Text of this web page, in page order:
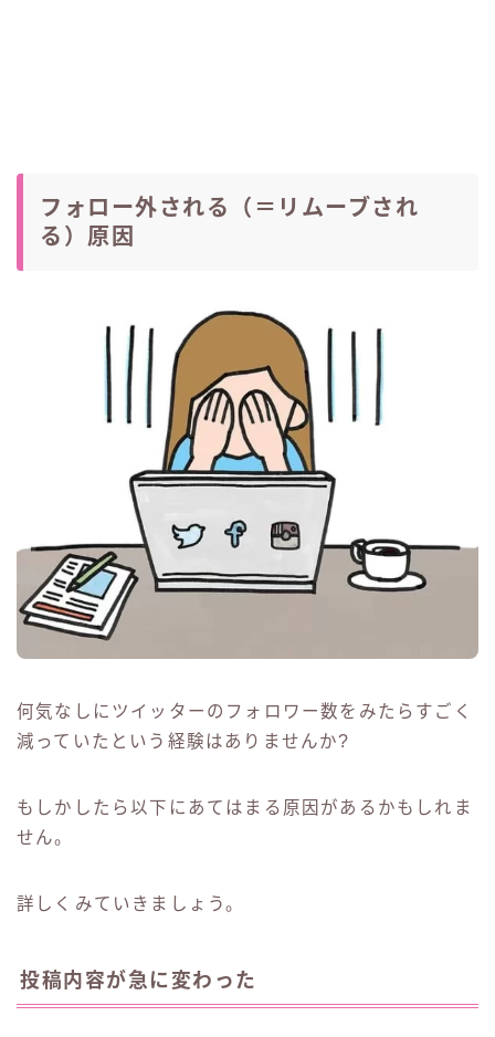
フォロー外される（＝リムーブされ
る）原因
何気なしにツイッターのフォロワー数をみたらすごく
減っていたという経験はありませんか?
もしかしたら以下にあてはまる原因があるかもしれま
せん。
詳しくみていきましょう。
投稿内容が急に変わった